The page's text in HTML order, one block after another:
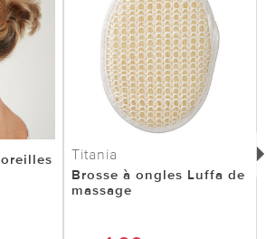
Titania
Brosse à ongles Luffa de
massage